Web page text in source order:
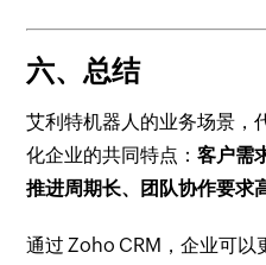
六、总结
艾利特机器人的业务场景，
化企业的共同特点：客户需
推进周期长、团队协作要求
通过 Zoho CRM，企业可以